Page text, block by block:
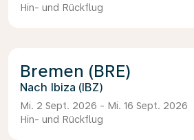
Hin- und Rückflug
Bremen (BRE)
Ibiza (IBZ)
Mi. 2 Sept. 2026 - Mi. 16 Sept. 2026
Hin- und Rückflug